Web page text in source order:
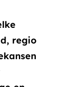
regio